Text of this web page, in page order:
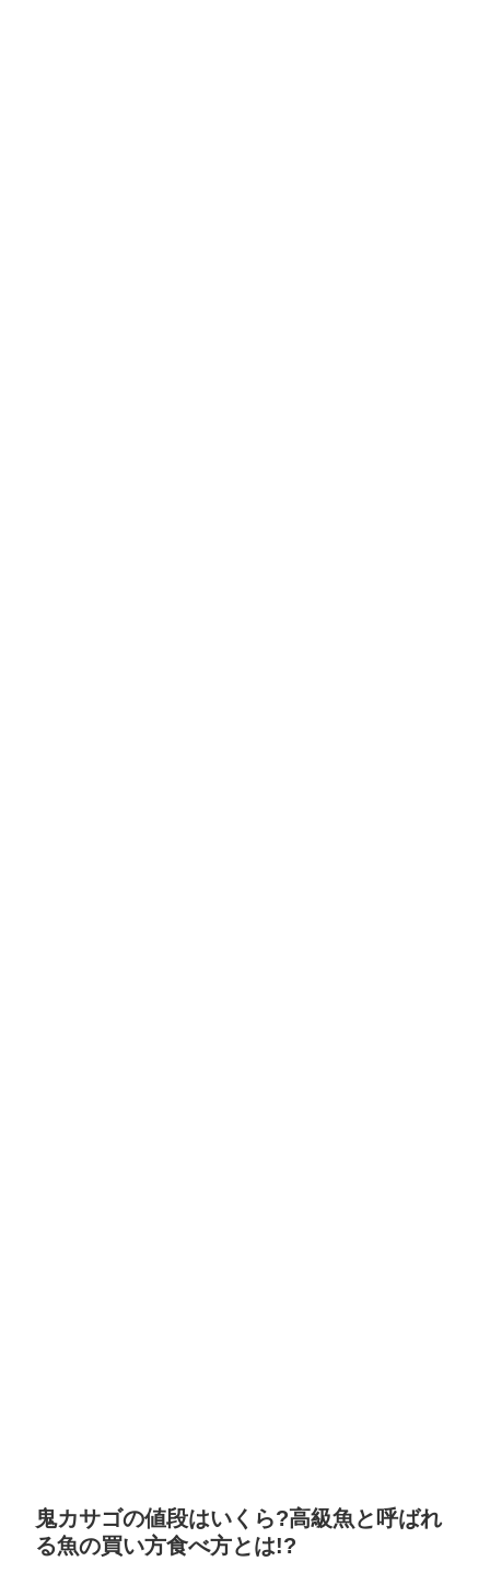
鬼カサゴの値段はいくら?高級魚と呼ばれ
る魚の買い方食べ方とは!?